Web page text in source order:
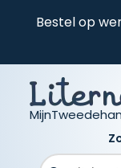
Bestel op